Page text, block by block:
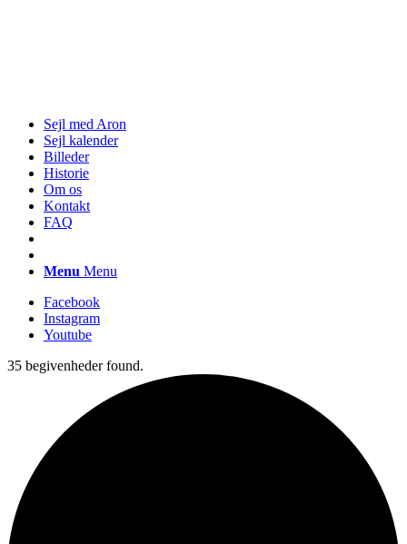
Sejl med Aron
Sejl kalender
Billeder
Historie
Om os
Kontakt
FAQ
Menu Menu
Facebook
Instagram
Youtube
35 begivenheder found.